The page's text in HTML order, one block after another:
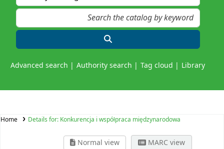
Advanced search Authority search Tag cloud Library
Home Details for: Konkurencja i współpraca międzynarodowa
Normal view
MARC view